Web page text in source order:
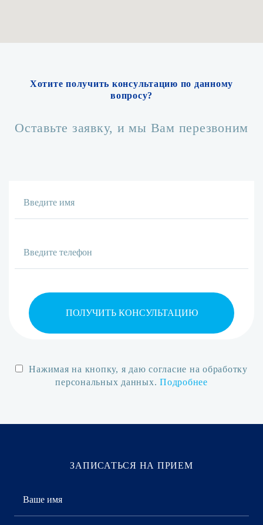
Хотите получить консультацию по данному
вопросу?
Оставьте заявку, и мы Вам перезвоним
ПОЛУЧИТЬ КОНСУЛЬТАЦИЮ
Нажимая на кнопку, я даю согласие на обработку
персональных данных. Подробнее
ЗАПИСАТЬСЯ НА ПРИЕМ